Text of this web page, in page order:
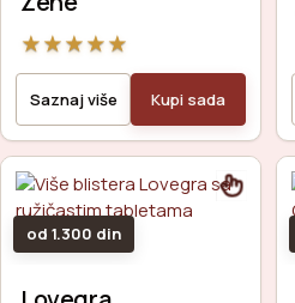
★★★★★
Saznaj više Kupi sada
od 1.300 din